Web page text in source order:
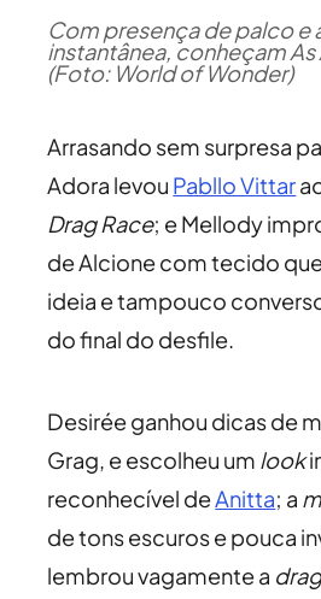
Com presença de palco e
instantânea, conheçam
(Foto: World of Wonder)
Arrasando sem surpresa
Adora levou Pabllo Vittar
Drag Race; e Mellody
de Alcione com tecido
ideia e tampouco
do final do desfile.
Desirée ganhou dicas de
Grag, e escolheu um look
reconhecível deAnitta; a
de tons escuros e pouca
lembrou vagamente a